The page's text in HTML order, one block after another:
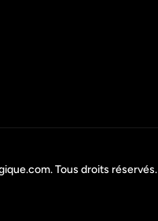
. Tous droits réservés.